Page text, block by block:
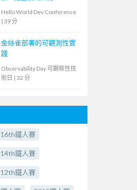
Hello World Dev Conference
| 39 分
金絲雀部署的可觀測性實
踐
Observability Day 可觀察性技
術日 | 32 分
16th鐵人賽
14th鐵人賽
12th鐵人賽